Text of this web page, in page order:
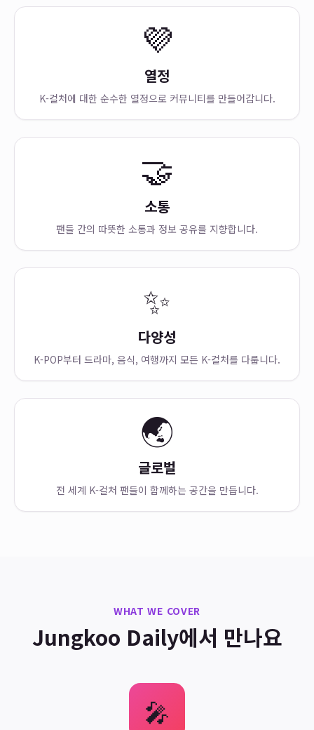
💜
열정
K-컬처에 대한 순수한 열정으로 커뮤니티를 만들어갑니다.
🤝
소통
팬들 간의 따뜻한 소통과 정보 공유를 지향합니다.
✨
다양성
K-POP부터 드라마, 음식, 여행까지 모든 K-컬처를 다룹니다.
🌏
글로벌
전 세계 K-컬처 팬들이 함께하는 공간을 만듭니다.
WHAT WE COVER
Jungkoo Daily에서 만나요
🎤